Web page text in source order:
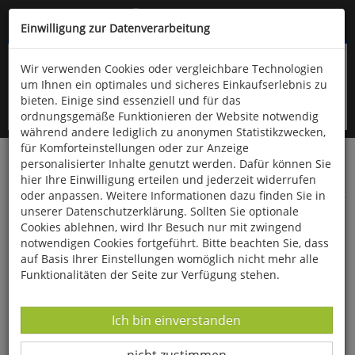
Kompletten Head der Seite überspringen
oder (06766) 9323-960
Startseite Bücher Downloads
Zeitschriften
Der Falke
Der Kellerwald in Hessen
Einwilligung zur Datenverarbeitung
Wir verwenden Cookies oder vergleichbare Technologien
um Ihnen ein optimales und sicheres Einkaufserlebnis zu
bieten. Einige sind essenziell und für das
ordnungsgemäße Funktionieren der Website notwendig
während andere lediglich zu anonymen Statistikzwecken,
für Komforteinstellungen oder zur Anzeige
personalisierter Inhalte genutzt werden. Dafür können Sie
hier Ihre Einwilligung erteilen und jederzeit widerrufen
oder anpassen. Weitere Informationen dazu finden Sie in
unserer Datenschutzerklärung. Sollten Sie optionale
Cookies ablehnen, wird Ihr Besuch nur mit zwingend
notwendigen Cookies fortgeführt. Bitte beachten Sie, dass
auf Basis Ihrer Einstellungen womöglich nicht mehr alle
Funktionalitäten der Seite zur Verfügung stehen.
Datenverarbeitung -
Ich bin einverstanden